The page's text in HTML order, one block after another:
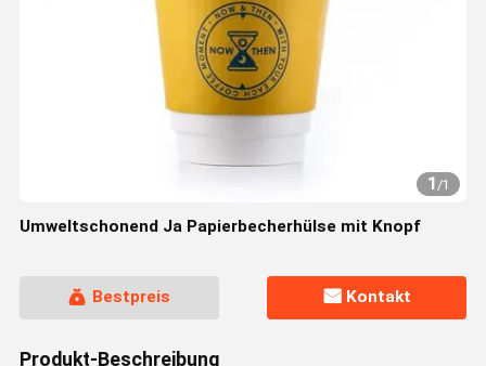
1/1
Umweltschonend Ja Papierbecherhülse mit Knopf
Bestpreis Kontakt
Produkt-Beschreibung